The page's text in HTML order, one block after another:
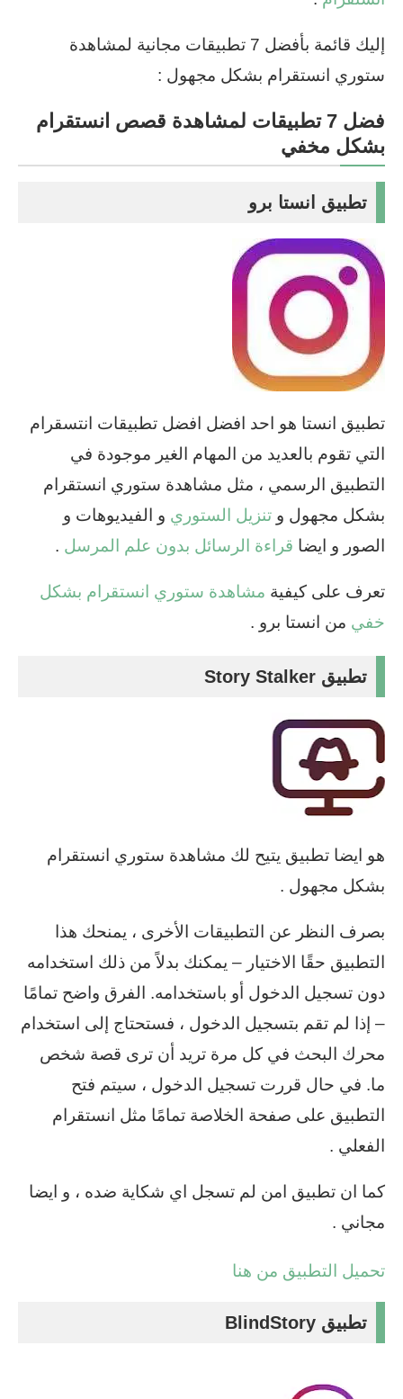
إليك قائمة بأفضل 7 تطبيقات مجانية لمشاهدة
ستوري انستقرام بشكل مجهول :
فضل 7 تطبيقات لمشاهدة قصص انستقرام
بشكل مخفي
تطبيق انستا برو
تطبيق انستا هو احد افضل افضل تطبيقات انتسقرام
التي تقوم بالعديد من المهام الغير موجودة في
التطبيق الرسمي ، مثل مشاهدة ستوري انستقرام
بشكل مجهول و تنزيل الستوري و الفيديوهات و
الصور و ايضا قراءة الرسائل بدون علم المرسل .
تعرف على كيفية مشاهدة ستوري انستقرام بشكل
خفي من انستا برو .
تطبيق Story Stalker
هو ايضا تطبيق يتيح لك مشاهدة ستوري انستقرام
بشكل مجهول .
بصرف النظر عن التطبيقات الأخرى ، يمنحك هذا
التطبيق حقًا الاختيار – يمكنك بدلاً من ذلك استخدامه
دون تسجيل الدخول أو باستخدامه. الفرق واضح تمامًا
– إذا لم تقم بتسجيل الدخول ، فستحتاج إلى استخدام
محرك البحث في كل مرة تريد أن ترى قصة شخص
ما. في حال قررت تسجيل الدخول ، سيتم فتح
التطبيق على صفحة الخلاصة تمامًا مثل انستقرام
الفعلي .
كما ان تطبيق امن لم تسجل اي شكاية ضده ، و ايضا
مجاني .
تحميل التطبيق من هنا
تطبيق BlindStory